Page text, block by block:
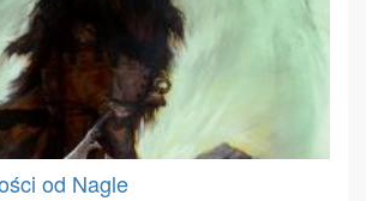
od Nagle